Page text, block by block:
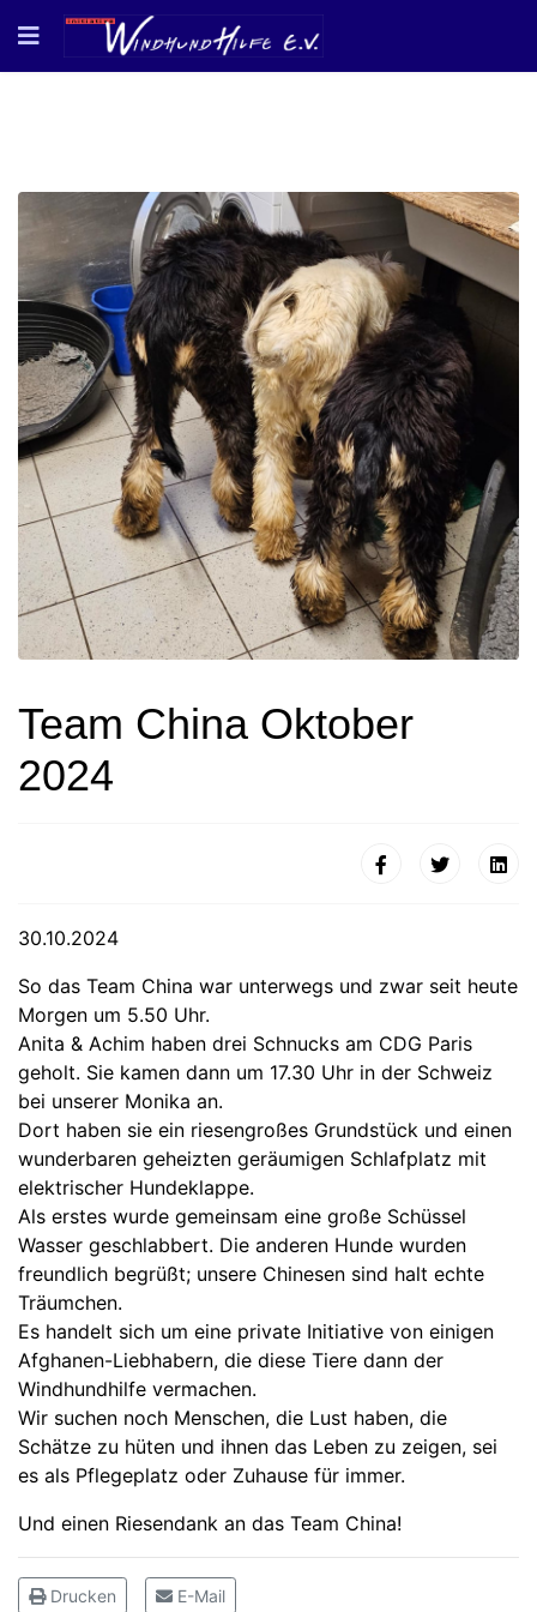
Team China Oktober
2024
30.10.2024
So das Team China war unterwegs und zwar seit heute
Morgen um 5.50 Uhr.
Anita & Achim haben drei Schnucks am CDG Paris
geholt. Sie kamen dann um 17.30 Uhr in der Schweiz
bei unserer Monika an.
Dort haben sie ein riesengroßes Grundstück und einen
wunderbaren geheizten geräumigen Schlafplatz mit
elektrischer Hundeklappe.
Als erstes wurde gemeinsam eine große Schüssel
Wasser geschlabbert. Die anderen Hunde wurden
freundlich begrüßt; unsere Chinesen sind halt echte
Träumchen.
Es handelt sich um eine private Initiative von einigen
Afghanen-Liebhabern, die diese Tiere dann der
Windhundhilfe vermachen.
Wir suchen noch Menschen, die Lust haben, die
Schätze zu hüten und ihnen das Leben zu zeigen, sei
es als Pflegeplatz oder Zuhause für immer.
Und einen Riesendank an das Team China!
Drucken E-Mail